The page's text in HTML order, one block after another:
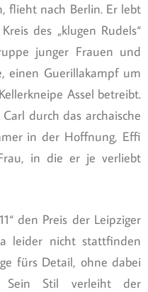
flieht nach Berlin. Er lebt
des „klugen Rudels“
junger Frauen und
einen Guerillakampf um
Assel betreibt.
durch das archaische
in der Hoffnung, Effi
in die er je verliebt
den Preis der Leipziger
leider nicht stattfinden
fürs Detail, ohne dabei
Sein Stil verleiht der